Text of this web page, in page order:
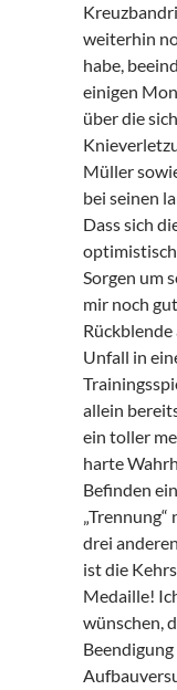
weiterhin
habe,
einigen
über die
Müller
bei seinen
Dass sich
Sorgen um
mir noch
Unfall in
allein
ein toller
harte
Befinden
drei
ist die
Medaille!
wünschen,